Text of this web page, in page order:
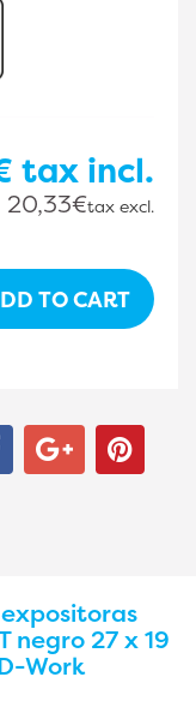
tax incl.
20,33€tax excl.
TO CART
negro 27 x 19
Work